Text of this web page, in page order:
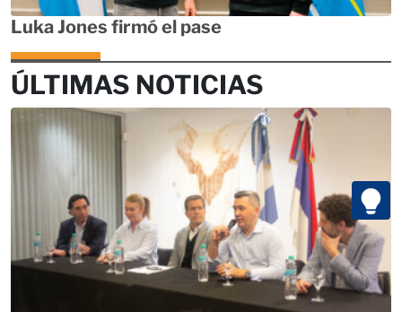
Luka Jones firmó el pase
ÚLTIMAS NOTICIAS